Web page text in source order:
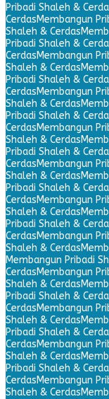
Pribadi Shaleh &
CerdasMembangun
Shaleh & Cerdas
Pribadi Shaleh &
CerdasMembangun
Shaleh & Cerdas
Pribadi Shaleh &
CerdasMembangun
Shaleh & Cerdas
Pribadi Shaleh &
CerdasMembangun
Shaleh & Cerdas
Pribadi Shaleh &
CerdasMembangun
Shaleh & Cerdas
Pribadi Shaleh &
CerdasMembangun
Shaleh & Cerdas
Pribadi Shaleh &
CerdasMembangun
Shaleh & Cerdas
Membangun Pribadi
CerdasMembangun
Shaleh & Cerdas
Pribadi Shaleh &
CerdasMembangun
Shaleh & Cerdas
Pribadi Shaleh &
CerdasMembangun
Shaleh & Cerdas
Pribadi Shaleh &
CerdasMembangun
Shaleh & Cerdas